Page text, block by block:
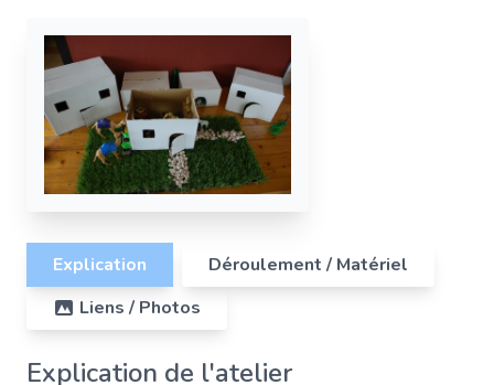
Explication
Déroulement / Matériel
Liens / Photos
Explication de l'atelier